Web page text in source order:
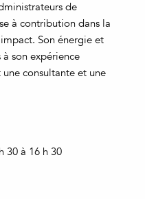
de
à contribution dans la
Son énergie et
son expérience
consultante et une
30 à 16 h 30